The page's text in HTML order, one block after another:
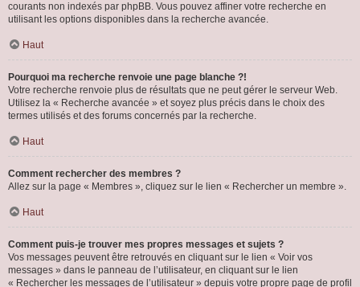
courants non indexés par phpBB. Vous pouvez affiner votre recherche en
utilisant les options disponibles dans la recherche avancée.
Haut
Pourquoi ma recherche renvoie une page blanche ?!
Votre recherche renvoie plus de résultats que ne peut gérer le serveur Web.
Utilisez la « Recherche avancée » et soyez plus précis dans le choix des
termes utilisés et des forums concernés par la recherche.
Haut
Comment rechercher des membres ?
Allez sur la page « Membres », cliquez sur le lien « Rechercher un membre ».
Haut
Comment puis-je trouver mes propres messages et sujets ?
Vos messages peuvent être retrouvés en cliquant sur le lien « Voir vos
messages » dans le panneau de l’utilisateur, en cliquant sur le lien
« Rechercher les messages de l’utilisateur » depuis votre propre page de profil